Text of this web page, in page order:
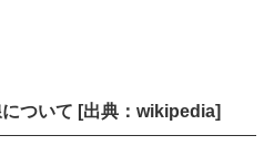
ついて [出典：wikipedia]